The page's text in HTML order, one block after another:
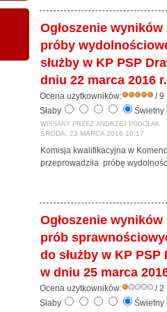
Ogłoszenie
próby
służby w KP PSP
dniu 22 marca 2016 r.
Ocena użytkowników:
/ 9
Słaby
Świetny
WPISANY PRZEZ ANDRZEJ PODOLAK
ŚRODA, 23 MARCA 2016 10:17
Komisja kwalifikacyjna w
przeprowadziła próbę
Ogłoszenie
prób
do służby w KP
w dniu 25 marca
Ocena użytkowników:
/ 2
Słaby
Świetny